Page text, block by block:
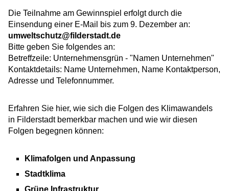
Die Teilnahme am Gewinnspiel erfolgt durch die
Einsendung einer E-Mail bis zum 9. Dezember an:
umweltschutz@filderstadt.de
Bitte geben Sie folgendes an:
Betreffzeile: Unternehmensgrün - "Namen Unternehmen"
Kontaktdetails: Name Unternehmen, Name Kontaktperson,
Adresse und Telefonnummer.
Erfahren Sie hier, wie sich die Folgen des Klimawandels
in Filderstadt bemerkbar machen und wie wir diesen
Folgen begegnen können:
Klimafolgen und Anpassung
Stadtklima